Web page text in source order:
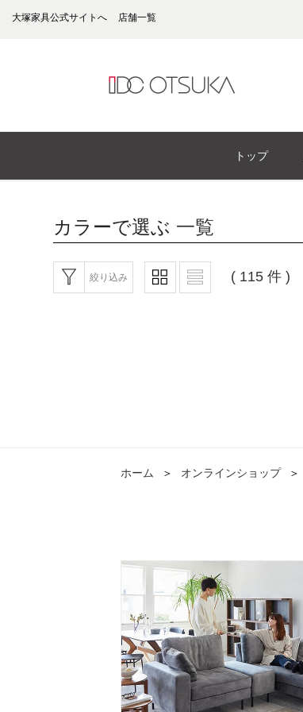
大塚家具公式サイトへ 店舗一覧
トップ
カラーで選ぶ 一覧
絞り込み ( 115 件 )
ホーム ＞ オンラインショップ ＞